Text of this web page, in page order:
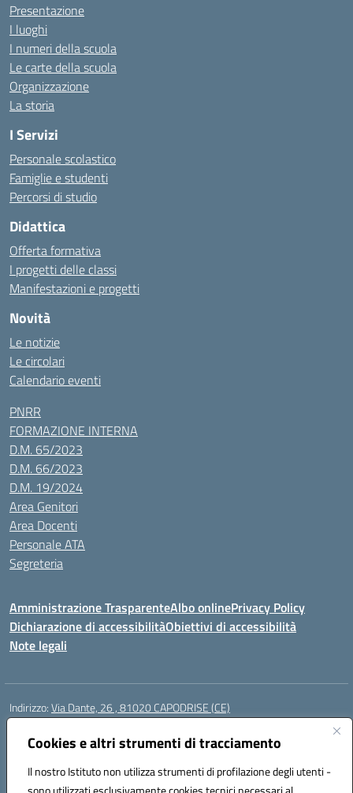
Cookies e altri strumenti di tracciamento
Il nostro Istituto non utilizza strumenti di profilazione degli utenti -
Presentazione
I luoghi
I numeri della scuola
Le carte della scuola
Organizzazione
La storia
I Servizi
Personale scolastico
Famiglie e studenti
Percorsi di studio
Didattica
Offerta formativa
I progetti delle classi
Manifestazioni e progetti
Novità
Le notizie
Le circolari
Calendario eventi
PNRR
FORMAZIONE INTERNA
D.M. 65/2023
D.M. 66/2023
D.M. 19/2024
Area Genitori
Area Docenti
Personale ATA
Segreteria
Amministrazione TrasparenteAlbo onlinePrivacy Policy
Dichiarazione di accessibilitàObiettivi di accessibilità
Note legali
Indirizzo:Via Dante, 26 , 81020 CAPODRISE (CE)
Centralino:
Posta elettronica certificata (PEC):CEIC83000V@pec.istruzione.it
Codice fiscale: 80103200616
Codice meccanografico:CEIC83000V